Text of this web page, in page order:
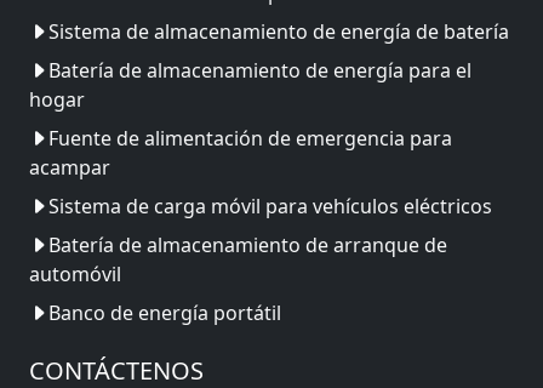
Sistema de almacenamiento de energía de batería
Batería de almacenamiento de energía para el
hogar
Fuente de alimentación de emergencia para
acampar
Sistema de carga móvil para vehículos eléctricos
Batería de almacenamiento de arranque de
automóvil
Banco de energía portátil
CONTÁCTENOS